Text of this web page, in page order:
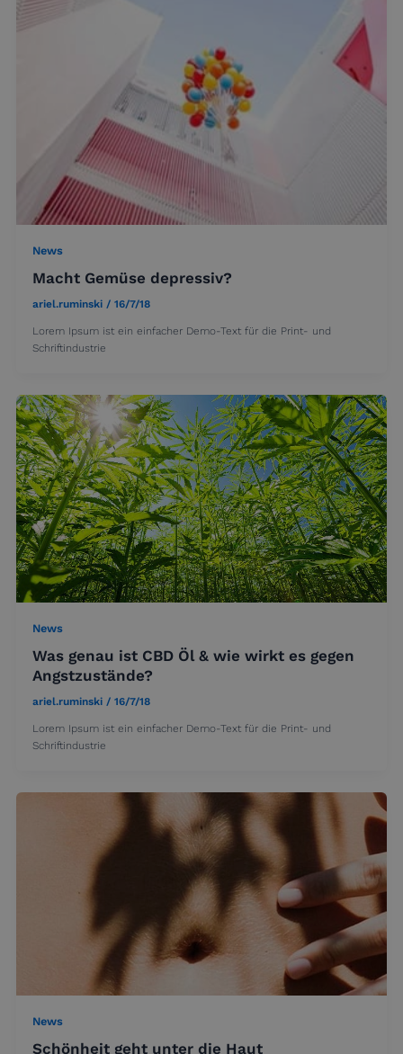
News
Macht Gemüse depressiv?
ariel.ruminski/16/7/18
Lorem Ipsum ist ein einfacher Demo-Text für die Print- und
Schriftindustrie
News
Was genau ist CBD Öl & wie wirkt es gegen
Angstzustände?
ariel.ruminski/16/7/18
Lorem Ipsum ist ein einfacher Demo-Text für die Print- und
Schriftindustrie
News
Schönheit geht unter die Haut